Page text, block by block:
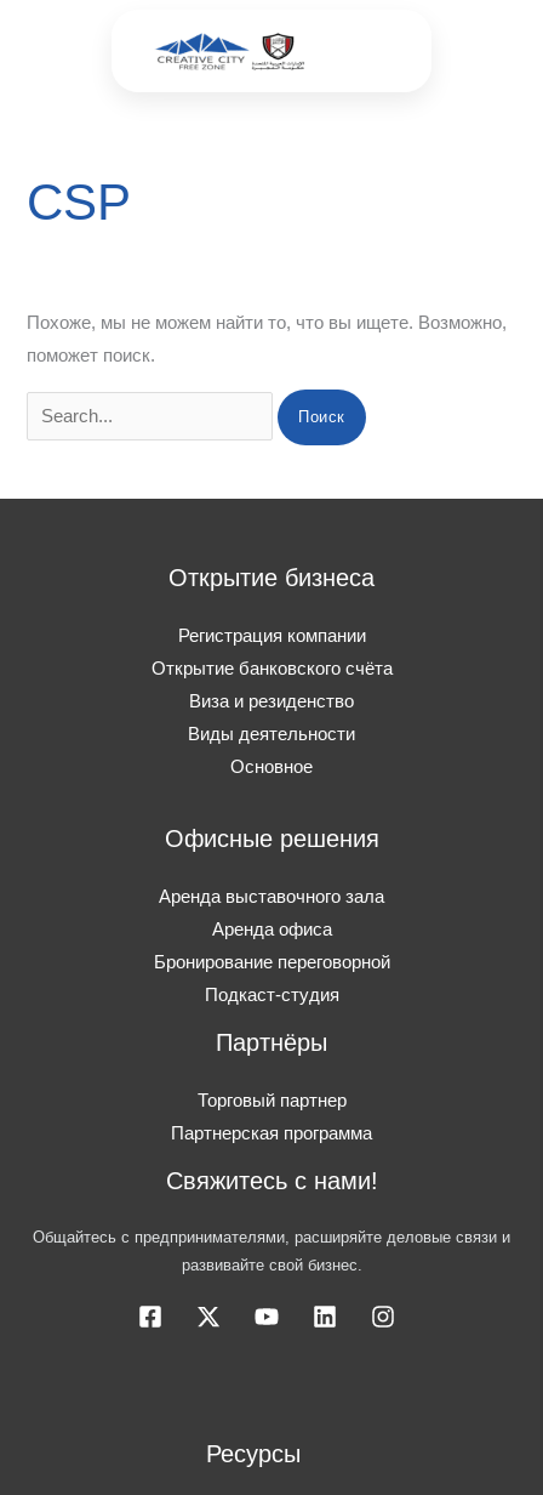
CSP
Похоже, мы не можем найти то, что вы ищете. Возможно,
поможет поиск.
Открытие бизнеса
Регистрация компании
Открытие банковского счёта
Виза и резиденство
Виды деятельности
Основное
Офисные решения
Аренда выставочного зала
Аренда офиса
Бронирование переговорной
Подкаст-студия
Партнёры
Торговый партнер
Партнерская программа
Свяжитесь с нами!
Общайтесь с предпринимателями, расширяйте деловые связи и
развивайте свой бизнес.
Ресурсы